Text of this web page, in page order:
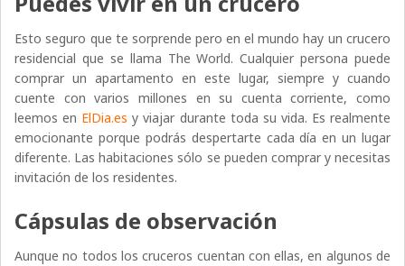
Esto seguro que te sorprende pero en el mundo hay un crucero
residencial que se llama The World. Cualquier persona puede
comprar un apartamento en este lugar, siempre y cuando
cuente con varios millones en su cuenta corriente, como
leemos en ElDia.es y viajar durante toda su vida. Es realmente
emocionante porque podrás despertarte cada día en un lugar
diferente. Las habitaciones sólo se pueden comprar y necesitas
invitación de los residentes.
Cápsulas de observación
Aunque no todos los cruceros cuentan con ellas, en algunos de